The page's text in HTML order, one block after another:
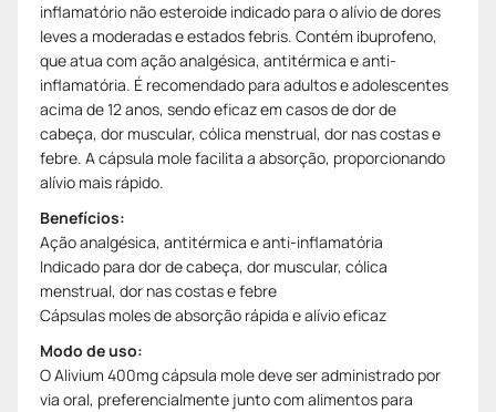
inflamatório não esteroide indicado para o alívio de dores
leves a moderadas e estados febris. Contém ibuprofeno,
que atua com ação analgésica, antitérmica e anti-
inflamatória. É recomendado para adultos e adolescentes
acima de 12 anos, sendo eficaz em casos de dor de
cabeça, dor muscular, cólica menstrual, dor nas costas e
febre. A cápsula mole facilita a absorção, proporcionando
alívio mais rápido.
Benefícios:
Ação analgésica, antitérmica e anti-inflamatória
Indicado para dor de cabeça, dor muscular, cólica
menstrual, dor nas costas e febre
Cápsulas moles de absorção rápida e alívio eficaz
Modo de uso:
O Alivium 400mg cápsula mole deve ser administrado por
via oral, preferencialmente junto com alimentos para